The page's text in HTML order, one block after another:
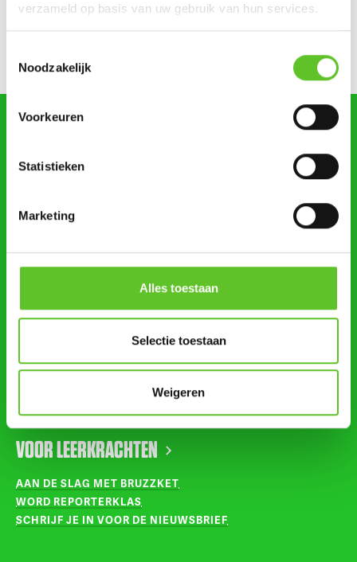
verzameld op basis van uw gebruik van hun services.
Noodzakelijk
Voorkeuren
Statistieken
Marketing
Alles toestaan
Selectie toestaan
Weigeren
UPDATE
Bestel nu al je BRUZZKet-schoolkalender
zoeken
VOOR LEERKRACHTEN
AAN DE SLAG MET BRUZZKET
WORD REPORTERKLAS
SCHRIJF JE IN VOOR DE NIEUWSBRIEF